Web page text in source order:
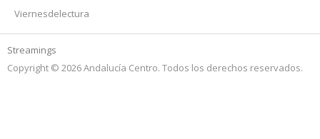
Viernesdelectura
Streamings
Copyright © 2026 Andalucía Centro. Todos los derechos reservados.